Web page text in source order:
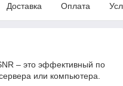
Доставка Оплата
– это эффективный по
или компьютера.